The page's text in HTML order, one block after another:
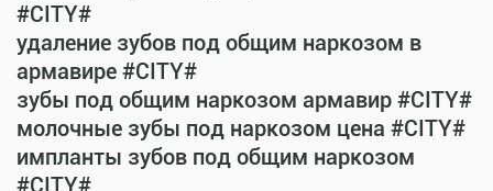
#CITY#
удаление зубов под общим наркозом в
армавире #CITY#
зубы под общим наркозом армавир #CITY#
молочные зубы под наркозом цена #CITY#
импланты зубов под общим наркозом
#CITY#